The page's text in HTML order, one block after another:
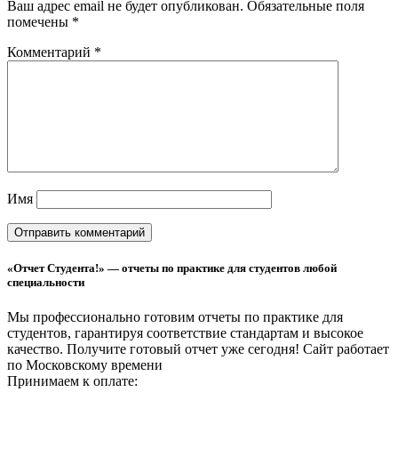
Ваш адрес email не будет опубликован. Обязательные поля
помечены *
Комментарий *
Имя
«Отчет Студента!» — отчеты по практике для студентов любой
специальности
Мы профессионально готовим отчеты по практике для
студентов, гарантируя соответствие стандартам и высокое
качество. Получите готовый отчет уже сегодня! Сайт работает
по Московскому времени
Принимаем к оплате: